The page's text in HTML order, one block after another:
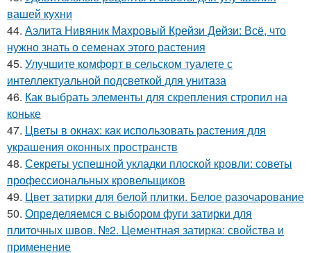
вашей кухни
44. Аэлита Нивяник Махровый Крейзи Дейзи: Всё, что
нужно знать о семенах этого растения
45. Улучшите комфорт в сельском туалете с
интеллектуальной подсветкой для унитаза
46. Как выбрать элементы для скрепления стропил на
коньке
47. Цветы в окнах: как использовать растения для
украшения оконных пространств
48. Секреты успешной укладки плоской кровли: советы
профессиональных кровельщиков
49. Цвет затирки для белой плитки. Белое разочарование
50. Определяемся с выбором фуги затирки для
плиточных швов. №2. Цементная затирка: свойства и
применение